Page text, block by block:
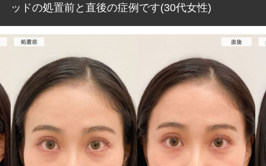
ッドの処置前と直後の症例です(30代女性)